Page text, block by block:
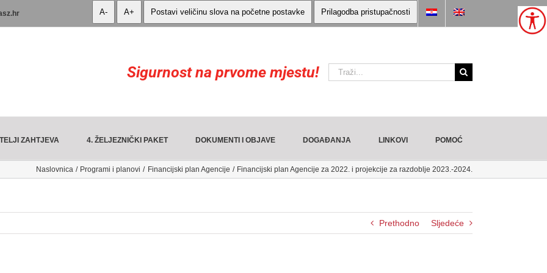
A- A+ Postavi veličinu slova na početne postavke Prilagodba pristupačnosti
Sigurnost na prvome mjestu! Traži:
ZAHTJEVA 4. ŽELJEZNIČKI PAKET DOKUMENTI I OBJAVE DOGAĐANJA LINKOVI POMOĆ
Naslovnica Programi i planovi Financijski plan Agencije Financijski plan Agencije za 2022. i projekcije za razdoblje 2023.-2024.
Prethodno Sljedeće